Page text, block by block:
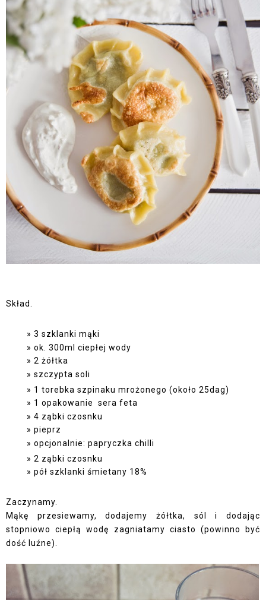
Skład.
3 szklanki mąki
ok. 300ml ciepłej wody
2 żółtka
szczypta soli
1 torebka szpinaku mrożonego (około 25dag)
1 opakowanie sera feta
4 ząbki czosnku
pieprz
opcjonalnie: papryczka chilli
2 ząbki czosnku
pół szklanki śmietany 18%
Zaczynamy.
Mąkę przesiewamy, dodajemy żółtka, sól i dodając
stopniowo ciepłą wodę zagniatamy ciasto (powinno być
dość luźne).